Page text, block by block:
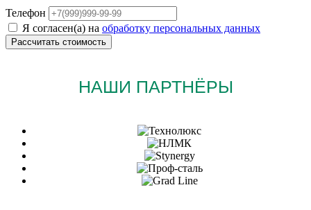
Телефон
Я согласен(а) на обработку персональных данных
НАШИ ПАРТНЁРЫ